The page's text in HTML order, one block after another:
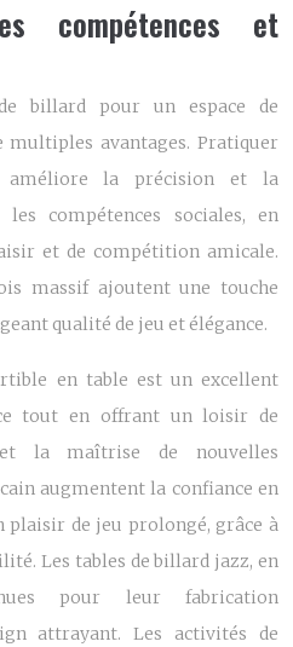
compétences et
billard pour un espace de
multiples avantages. Pratiquer
améliore la précision et la
compétences sociales, en
et de compétition amicale.
massif ajoutent une touche
qualité de jeu et élégance.
en table est un excellent
tout en offrant un loisir de
et la maîtrise de nouvelles
augmentent la confiance en
plaisir de jeu prolongé, grâce à
Les tables de billard jazz, en
pour leur fabrication
attrayant. Les activités de